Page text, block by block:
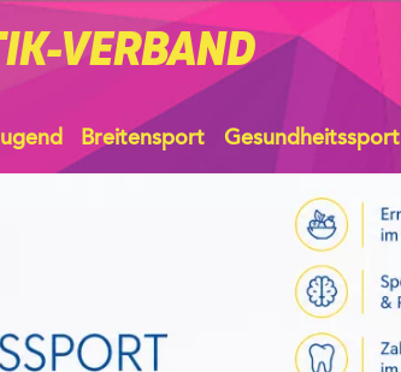
VERBAND
Breitensport Gesundheitssport